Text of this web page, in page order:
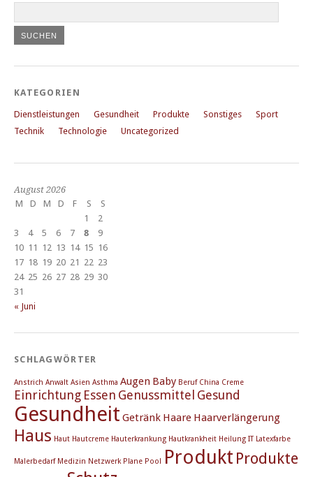
KATEGORIEN
Dienstleistungen Gesundheit Produkte Sonstiges
Sport
Technik
Technologie Uncategorized
August 2026
M
D M D F S
S
1
2
3
4 5 6 7 8
9
10 11 12 13 14 15 16
17 18 19 20 21 22 23
24 25 26 27 28 29 30
31
« Juni
SCHLAGWÖRTER
Anstrich Anwalt Asien Asthma Augen Baby Beruf China Creme
Einrichtung Essen Genussmittel Gesund
Gesundheit Getränk Haare Haarverlängerung
Haus Haut Hautcreme Hauterkrankung Hautkrankheit Heilung IT Latexfarbe
Malerbedarf Medizin Netzwerk Plane Pool Produkt Produkte